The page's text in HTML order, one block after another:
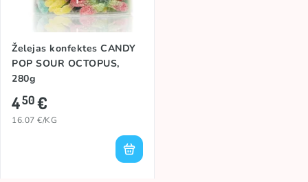
Želejas konfektes CANDY
POP SOUR OCTOPUS,
280g
450€
16.07 €/KG